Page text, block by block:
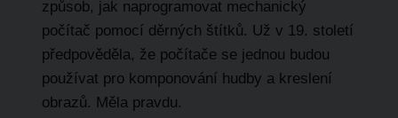
způsob, jak naprogramovat mechanický
počítač pomocí děrných štítků. Už v 19. století
předpověděla, že počítače se jednou budou
používat pro komponování hudby a kreslení
obrazů. Měla pravdu.